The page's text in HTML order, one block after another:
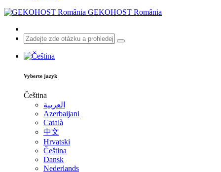
GEKOHOST România
Vyberte jazyk
Čeština
العربية
Azerbaijani
Català
中文
Hrvatski
Čeština
Dansk
Nederlands